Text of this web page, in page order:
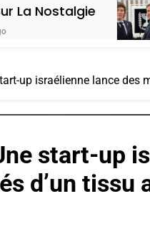
5 Jours
up israélienne lance des
start-up
d’un tissu
Meurtrière Selon